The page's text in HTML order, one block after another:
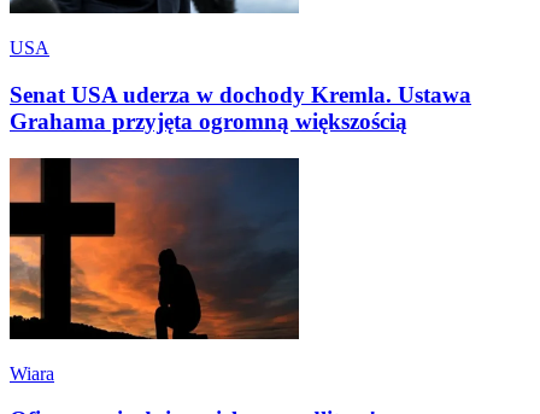
USA
Senat USA uderza w dochody Kremla. Ustawa
Grahama przyjęta ogromną większością
Wiara